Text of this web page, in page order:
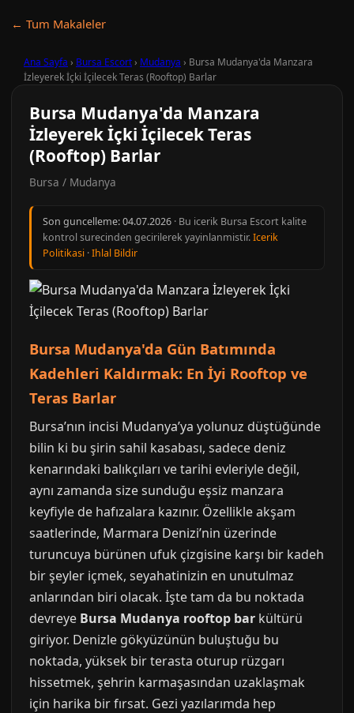
← Tum Makaleler
Ana Sayfa › Bursa Escort› Mudanya › Bursa Mudanya'da Manzara
İzleyerek İçki İçilecek Teras (Rooftop) Barlar
Bursa Mudanya'da Manzara
İzleyerek İçki İçilecek Teras
(Rooftop) Barlar
Bursa / Mudanya
Son guncelleme:04.07.2026 · Bu icerik Bursa Escort kalite
kontrol surecinden gecirilerek yayinlanmistir.Icerik
Politikasi ·Ihlal Bildir
Bursa Mudanya'da Gün Batımında
Kadehleri Kaldırmak: En İyi Rooftop ve
Teras Barlar
Bursa’nın incisi Mudanya’ya yolunuz düştüğünde
bilin ki bu şirin sahil kasabası, sadece deniz
kenarındaki balıkçıları ve tarihi evleriyle değil,
aynı zamanda size sunduğu eşsiz manzara
keyfiyle de hafızalara kazınır. Özellikle akşam
saatlerinde, Marmara Denizi’nin üzerinde
turuncuya bürünen ufuk çizgisine karşı bir kadeh
bir şeyler içmek, seyahatinizin en unutulmaz
anlarından biri olacak. İşte tam da bu noktada
devreye Bursa Mudanya rooftop bar kültürü
giriyor. Denizle gökyüzünün buluştuğu bu
noktada, yüksek bir terasta oturup rüzgarı
hissetmek, şehrin karmaşasından uzaklaşmak
için harika bir fırsat. Gezi yazılarımda hep